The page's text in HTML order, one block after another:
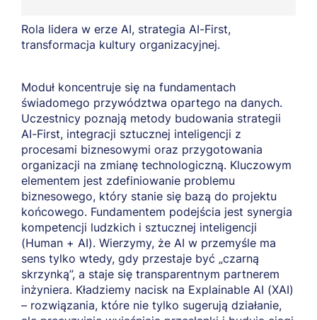
Rola lidera w erze AI, strategia AI-First,
transformacja kultury organizacyjnej.
Moduł koncentruje się na fundamentach
świadomego przywództwa opartego na danych.
Uczestnicy poznają metody budowania strategii
AI-First, integracji sztucznej inteligencji z
procesami biznesowymi oraz przygotowania
organizacji na zmianę technologiczną. Kluczowym
elementem jest zdefiniowanie problemu
biznesowego, który stanie się bazą do projektu
końcowego. Fundamentem podejścia jest synergia
kompetencji ludzkich i sztucznej inteligencji
(Human + AI). Wierzymy, że AI w przemyśle ma
sens tylko wtedy, gdy przestaje być „czarną
skrzynką”, a staje się transparentnym partnerem
inżyniera. Kładziemy nacisk na Explainable AI (XAI)
– rozwiązania, które nie tylko sugerują działanie,